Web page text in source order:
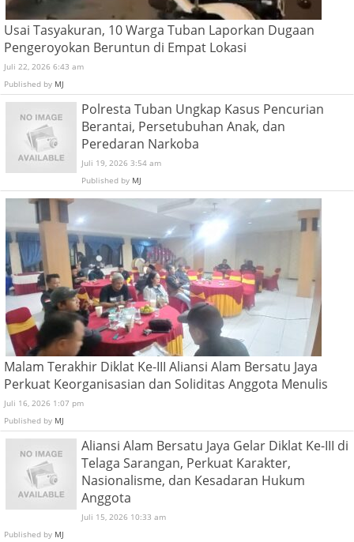
Usai Tasyakuran, 10 Warga Tuban Laporkan Dugaan
Pengeroyokan Beruntun di Empat Lokasi
Juli 22, 2026 6:43 am
Published by MJ
Polresta Tuban Ungkap Kasus Pencurian
Berantai, Persetubuhan Anak, dan
Peredaran Narkoba
Juli 19, 2026 3:54 am
Published by MJ
Malam Terakhir Diklat Ke-III Aliansi Alam Bersatu Jaya
Perkuat Keorganisasian dan Soliditas Anggota Menulis
Juli 16, 2026 1:07 pm
Published by MJ
Aliansi Alam Bersatu Jaya Gelar Diklat Ke-III di
Telaga Sarangan, Perkuat Karakter,
Nasionalisme, dan Kesadaran Hukum
Anggota
Juli 15, 2026 10:33 am
Published by MJ